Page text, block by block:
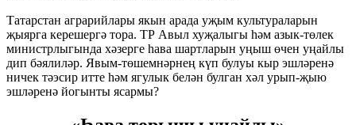
Татарстан аграрийлары якын арада уҗым культураларын
җыярга керешергә тора. ТР Авыл хуҗалыгы һәм азык-төлек
министрлыгында хәзерге һава шартларын уңыш өчен уңайлы
дип бәялиләр. Явым-төшемнәрнең күп булуы кыр эшләренә
ничек тәэсир итте һәм ягулык белән булган хәл урып-җыю
эшләренә йогынты ясармы?